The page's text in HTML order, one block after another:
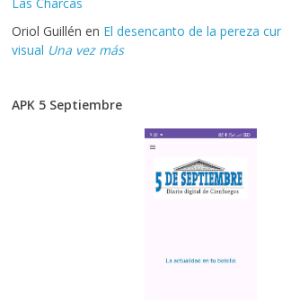
Oriol Guillén en El desencanto de la pereza
visual Una vez más
APK 5 Septiembre